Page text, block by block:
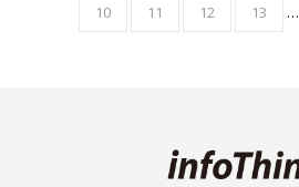
頁
10
頁
11
頁
12
頁
13 …